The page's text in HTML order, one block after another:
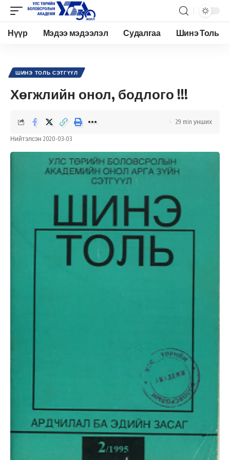
Нүүр Мэдээ мэдээлэл Судалгаа Шинэ Толь
ШИНЭ ТОЛЬ СЭТГҮҮЛ
Хөгжлийн онол, бодлого !!!
Нийтэлсэн 2020-03-03
29 min унших